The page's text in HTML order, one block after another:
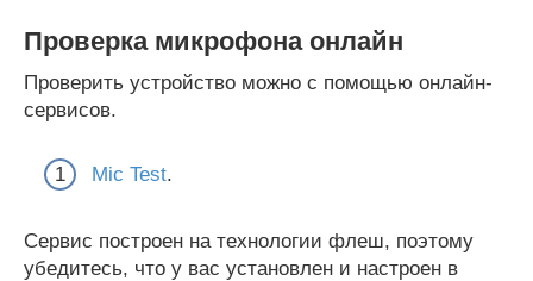
Проверка микрофона онлайн
Проверить устройство можно с помощью онлайн-
сервисов.
Mic Test.
Сервис построен на технологии флеш, поэтому
убедитесь, что у вас установлен и настроен в